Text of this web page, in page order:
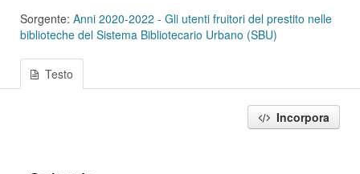
Sorgente: Anni 2020-2022 - Gli utenti fruitori del prestito nelle
biblioteche del Sistema Bibliotecario Urbano (SBU)
Testo
Incorpora